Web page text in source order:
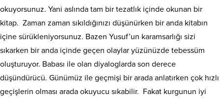
okuyorsunuz. Yani aslında tam bir tezatlık içinde okunan bir
kitap. Zaman zaman sıkıldığınızı düşünürken bir anda kitabın
içine sürükleniyorsunuz. Bazen Yusuf’un karamsarlığı sizi
sıkarken bir anda içinde geçen olaylar yüzünüzde tebessüm
oluşturuyor. Babası ile olan diyaloglarda son derece
düşündürücü. Günümüz ile geçmişi bir arada anlatırken çok hızlı
geçişlerin olması arada okuyucu sıkabilir. Fakat kurgunun iyi